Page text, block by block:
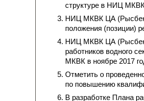
структуре в НИЦ
НИЦ МКВК ЦА
положения (позиции)
НИЦ МКВК ЦА
работников водного
МКВК в ноябре 2017
Отметить о
по повышению
В разработке Плана